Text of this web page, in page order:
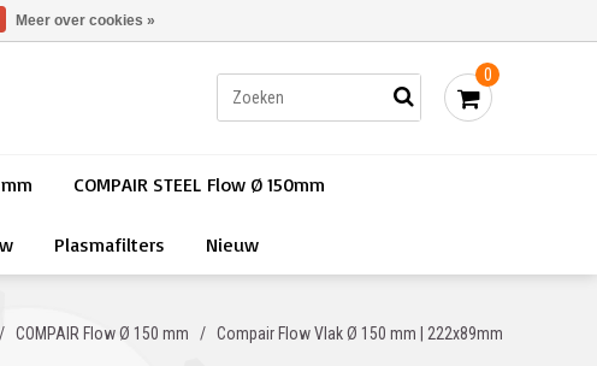
0
COMPAIR STEEL Flow Ø 150mm
Plasmafilters Nieuw
/ COMPAIR Flow Ø 150 mm / Compair Flow Vlak Ø 150 mm | 222x89mm
Meer over cookies »